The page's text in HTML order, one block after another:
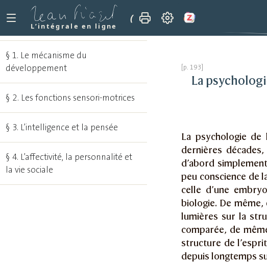
L’intégrale en ligne
(1950) La psychologie de
La
La psychologie de
dernières
d’abord
peu conscience de
celle d’une
biologie. De
lumières sur la
comparée, de
structure de
depuis longtemps
§ 1. Le mécanisme du
développement
§ 2. Les fonctions sensori-motrices
§ 3. L’intelligence et la pensée
§ 4. L’affectivité, la personnalité et
la vie sociale